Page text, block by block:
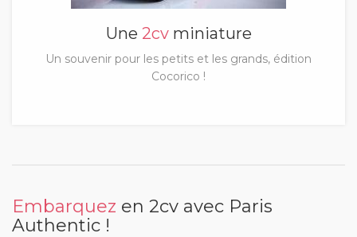
Une 2cvminiature
Un souvenir pour les petits et les grands, édition
Cocorico !
Embarquez en 2cv avec Paris
Authentic !